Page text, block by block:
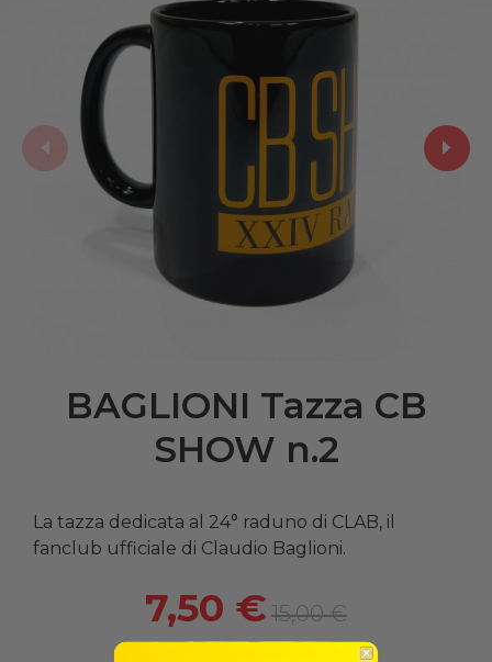
BAGLIONI Tazza CB
SHOW n.2
La tazza dedicata al 24° raduno di CLAB, il
fanclub ufficiale di Claudio Baglioni.
7,50 € 15,00 €